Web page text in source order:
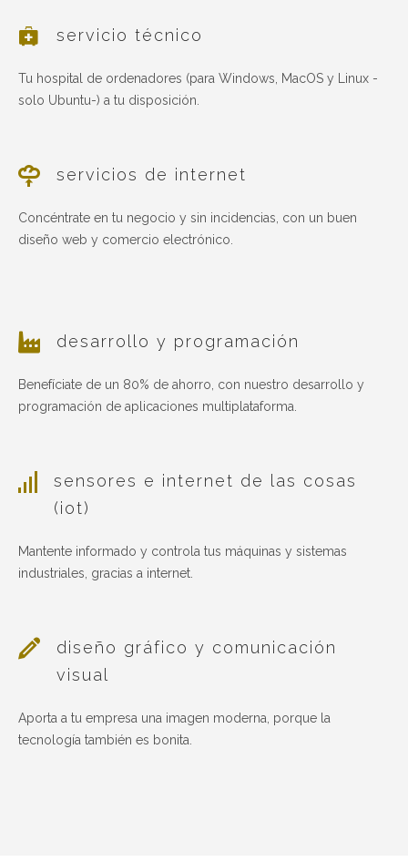
servicio técnico
Tu hospital de ordenadores (para Windows, MacOS y Linux -
solo Ubuntu-) a tu disposición.
servicios de internet
Concéntrate en tu negocio y sin incidencias, con un buen
diseño web y comercio electrónico.
desarrollo y programación
Benefíciate de un 80% de ahorro, con nuestro desarrollo y
programación de aplicaciones multiplataforma.
sensores e internet de las cosas
(iot)
Mantente informado y controla tus máquinas y sistemas
industriales, gracias a internet.
diseño gráfico y comunicación
visual
Aporta a tu empresa una imagen moderna, porque la
tecnología también es bonita.